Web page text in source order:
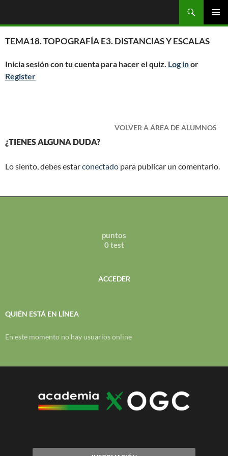
contenido
MENÚ
TEMA18. TOPOGRAFÍA E3. DISTANCIAS Y ESCALAS
Inicia sesión con tu cuenta para hacer el quiz. Log inor
Register
VOLVER A ÁREA DE ALUMNOS
¿TIENES ALGUNA DUDA?
Lo siento, debes estarconectado para publicar un comentario.
puntos
0 test
ACCEDER
QUIÉN ESTÁ EN LÍNEA
En este momento no hay usuarios online